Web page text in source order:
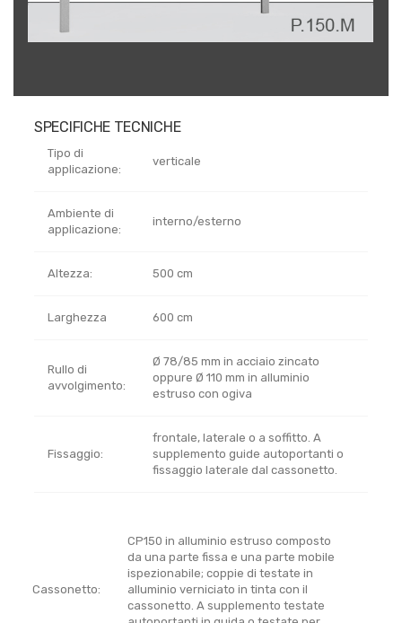
SPECIFICHE TECNICHE
Tipo di
applicazione:
verticale
Ambiente di
applicazione:
interno/esterno
Altezza: 500 cm
Larghezza 600 cm
Rullo di
avvolgimento:
Ø 78/85 mm in acciaio zincato
oppure Ø 110 mm in alluminio
estruso con ogiva
Fissaggio:
frontale, laterale o a soffitto. A
supplemento guide autoportanti o
fissaggio laterale dal cassonetto.
Cassonetto:
CP150 in alluminio estruso composto
da una parte fissa e una parte mobile
ispezionabile; coppie di testate in
alluminio verniciato in tinta con il
cassonetto. A supplemento testate